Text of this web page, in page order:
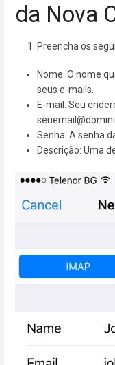
da Nova
Preencha os
Nome: O nome
seus e-mails.
E-mail: Seu
Senha: A senha
Descrição: Uma